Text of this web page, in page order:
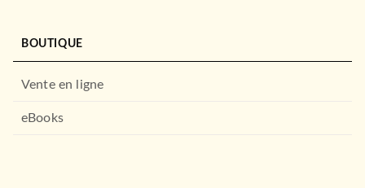
BOUTIQUE
Vente en ligne
eBooks